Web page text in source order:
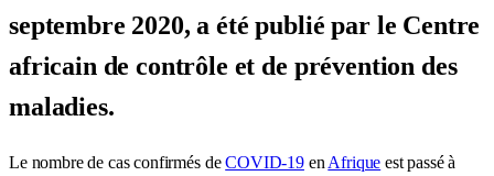
septembre 2020, a été publié par le Centre
africain de contrôle et de prévention des
maladies.
Le nombre de cas confirmés deCOVID-19en Afrique est passé à